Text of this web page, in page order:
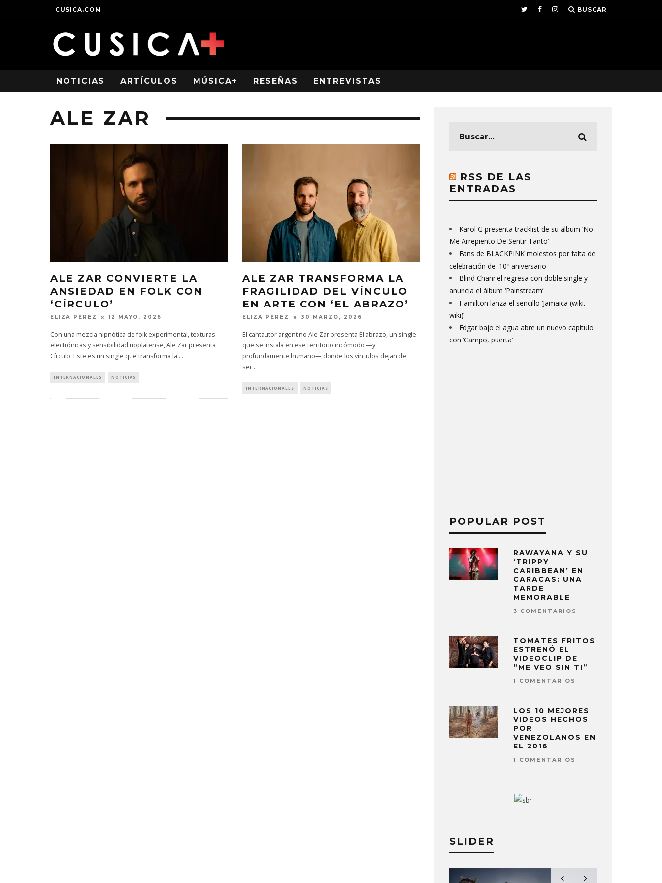
CUSICA.COM BUSCAR
NOTICIAS ARTÍCULOS MÚSICA+ RESEÑAS ENTREVISTAS
ALE ZAR
ALE ZAR CONVIERTE LA
ANSIEDAD EN FOLK CON
‘CÍRCULO’
ELIZA PÉREZ 12 MAYO, 2026
Con una mezcla hipnótica de folk experimental, texturas
electrónicas y sensibilidad rioplatense, Ale Zar presenta
Círculo. Este es un single que transforma la ...
INTERNACIONALES NOTICIAS
ALE ZAR TRANSFORMA LA
FRAGILIDAD DEL VÍNCULO
EN ARTE CON ‘EL ABRAZO’
ELIZA PÉREZ 30 MARZO, 2026
El cantautor argentino Ale Zar presenta El abrazo, un single
que se instala en ese territorio incómodo —y
profundamente humano— donde los vínculos dejan de
ser...
INTERNACIONALES NOTICIAS
RSS DE LAS
ENTRADAS
Karol G presenta tracklist de su álbum ‘No
Me Arrepiento De Sentir Tanto’
Fans de BLACKPINK molestos por falta de
celebración del 10º aniversario
Blind Channel regresa con doble single y
anuncia el álbum ‘Painstream’
Hamilton lanza el sencillo ‘Jamaica (wiki,
wiki)’
Edgar bajo el agua abre un nuevo capítulo
con ‘Campo, puerta’
POPULAR POST
RAWAYANA Y SU
‘TRIPPY
CARIBBEAN’ EN
CARACAS: UNA
TARDE
MEMORABLE
3 COMENTARIOS
TOMATES FRITOS
ESTRENÓ EL
VIDEOCLIP DE
“ME VEO SIN TI”
1 COMENTARIOS
LOS 10 MEJORES
VIDEOS HECHOS
POR
VENEZOLANOS EN
EL 2016
1 COMENTARIOS
SLIDER